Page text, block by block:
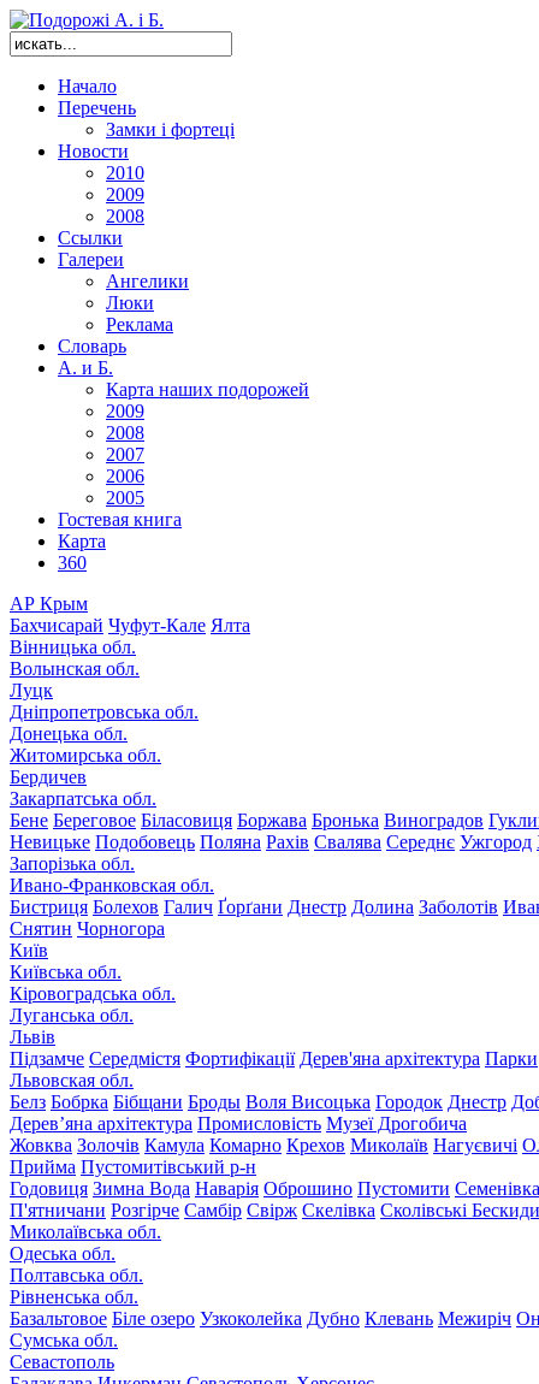
Начало
Перечень
Замки і фортеці
Новости
2010
2009
2008
Ссылки
Галереи
Ангелики
Люки
Реклама
Словарь
А. и Б.
Карта наших подорожей
2009
2008
2007
2006
2005
Гостевая книга
Карта
360
АР Крым
Бахчисарай Чуфут-Кале Ялта
Вінницька обл.
Волынская обл.
Луцк
Дніпропетровська обл.
Донецька обл.
Житомирська обл.
Бердичев
Закарпатська обл.
Бене Береговое Біласовиця Боржава Бронька Виноградов
Невицьке Подобовець Поляна Рахів Свалява Середнє Ужгород
Запорізька обл.
Ивано-Франковская обл.
Бистриця Болехов Галич Ґорґани Днестр Долина Заболотів
Снятин Чорногора
Київ
Київська обл.
Кіровоградська обл.
Луганська обл.
Львів
Підзамче Середмістя Фортифікації Дерев'яна архітектура Парки
Львовская обл.
Белз Бобрка Бібщани Броды Воля Висоцька Городок Днестр
Дерев’яна архітектура Промисловість Музеї Дрогобича
Жовква Золочів Камула Комарно Крехов Миколаїв Нагуєвичі
Прийма Пустомитівський р-н
Годовиця Зимна Вода Наварія Оброшино Пустомити Семенівка
П'ятничани Розгірче Самбір Свірж Скелівка Сколівські Бескиди
Миколаївська обл.
Одеська обл.
Полтавська обл.
Рівненська обл.
Базальтовое Біле озеро Узкоколейка Дубно Клевань Межиріч
Сумська обл.
Севастополь